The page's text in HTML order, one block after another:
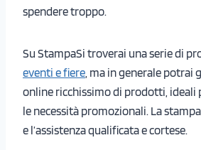
spendere troppo.
Su StampaSi troverai una serie di
eventi e fiere , ma in generale
online ricchissimo di prodotti, ideali
le necessità promozionali. La
e l’assistenza qualificata e cortese.